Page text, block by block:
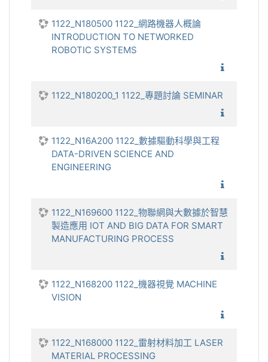
1122_N180500 1122_網路機器人概論
INTRODUCTION TO NETWORKED
ROBOTIC SYSTEMS
1122_N180200_1 1122_專題討論 SEMINAR
1122_N16A200 1122_數據驅動科學與工程
DATA-DRIVEN SCIENCE AND
ENGINEERING
1122_N169600 1122_物聯網與大數據於智慧
製造應用 IOT AND BIG DATA FOR SMART
MANUFACTURING PROCESS
1122_N168200 1122_機器視覺 MACHINE
VISION
1122_N168000 1122_雷射材料加工 LASER
MATERIAL PROCESSING